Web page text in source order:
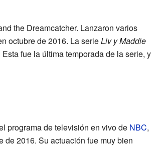
the Dreamcatcher. Lanzaron varios
octubre de 2016. La serieLiv y Maddie
Esta fue la última temporada de la serie, y
programa de televisión en vivo de NBC,
de 2016. Su actuación fue muy bien